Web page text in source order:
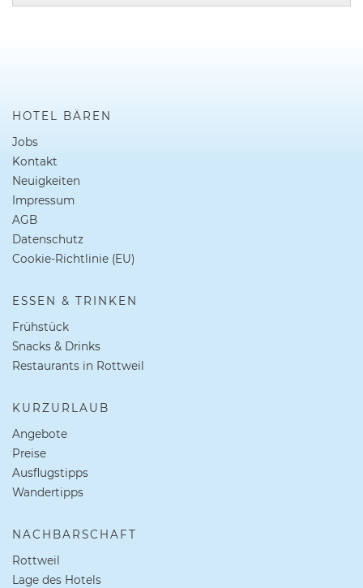
HOTEL BÄREN
Jobs
Kontakt
Neuigkeiten
Impressum
AGB
Datenschutz
Cookie-Richtlinie (EU)
ESSEN & TRINKEN
Frühstück
Snacks & Drinks
Restaurants in Rottweil
KURZURLAUB
Angebote
Preise
Ausflugstipps
Wandertipps
NACHBARSCHAFT
Rottweil
Lage des Hotels